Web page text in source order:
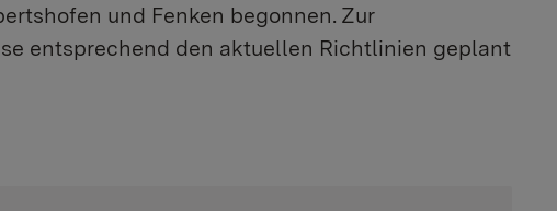
und Fenken begonnen. Zur
entsprechend den aktuellen Richtlinien geplant